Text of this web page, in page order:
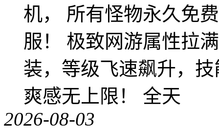
机， 所有怪物永久免
服！ 极致网游属性拉
装，等级飞速飙升，
爽感无上限！ 全天
2026-08-03